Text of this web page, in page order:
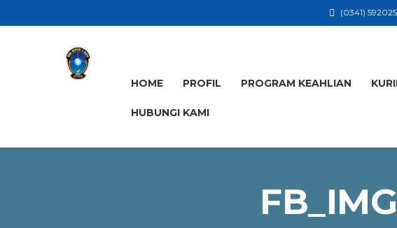
(0341) 592025
HOME PROFIL PROGRAM KEAHLIAN
HUBUNGI KAMI